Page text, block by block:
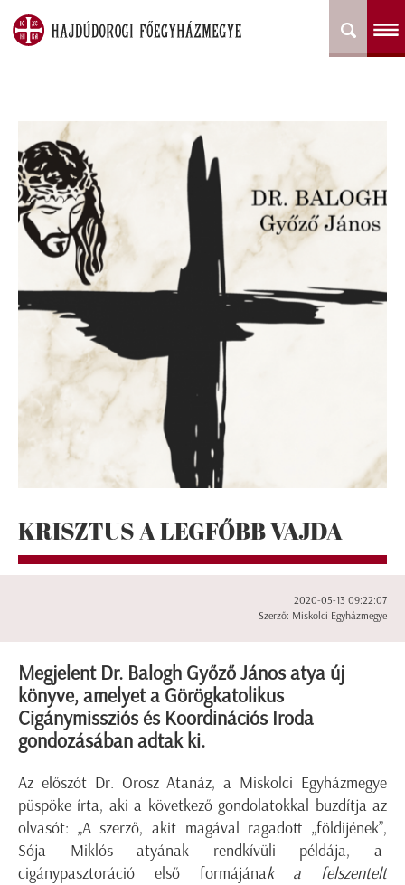
KRISZTUS A LEGFŐBB VAJDA
2020-05-13 09:22:07
Szerző: Miskolci Egyházmegye
Megjelent Dr. Balogh Győző János atya új
könyve, amelyet a Görögkatolikus
Cigánymissziós és Koordinációs Iroda
gondozásában adtak ki.
Az előszót Dr. Orosz Atanáz, a Miskolci Egyházmegye
püspöke írta, aki a következő gondolatokkal buzdítja az
olvasót: „A szerző, akit magával ragadott „földijének”,
Sója Miklós atyának rendkívüli példája, a
cigánypasztoráció első formájának a felszentelt